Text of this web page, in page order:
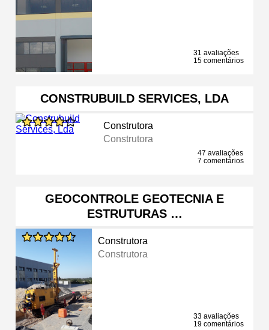
31 avaliações
15 comentários
CONSTRUBUILD SERVICES, LDA
Construtora
Construtora
47 avaliações
7 comentários
GEOCONTROLE GEOTECNIA E
ESTRUTURAS …
Construtora
Construtora
33 avaliações
19 comentários